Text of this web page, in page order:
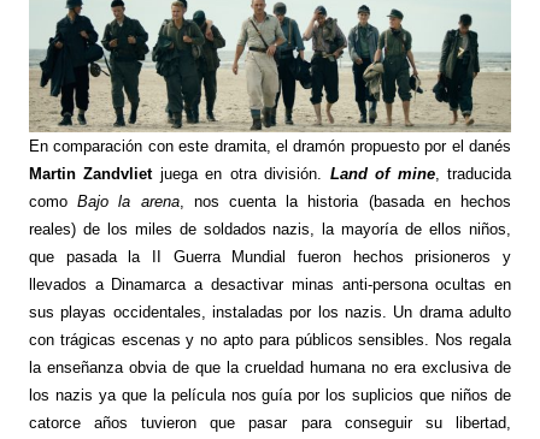
En comparación con este dramita, el dramón propuesto por el danés
Martin Zandvlietjuega en otra división. Land of mine, traducida
comoBajo la arena, nos cuenta la historia (basada en hechos
reales) de los miles de soldados nazis, la mayoría de ellos niños,
que pasada la II Guerra Mundial fueron hechos prisioneros y
llevados a Dinamarca a desactivar minas anti-persona ocultas en
sus playas occidentales, instaladas por los nazis. Un drama adulto
con trágicas escenas y no apto para públicos sensibles. Nos regala
la enseñanza obvia de que la crueldad humana no era exclusiva de
los nazis ya que la película nos guía por los suplicios que niños de
catorce años tuvieron que pasar para conseguir su libertad,